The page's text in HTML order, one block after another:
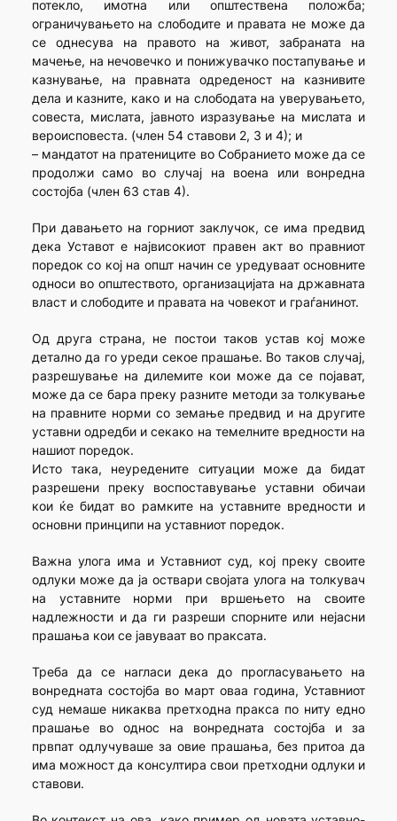
потекло, имотна или општествена положба;
ограничувањето на слободите и правата не може да
се однесува на правото на живот, забраната на
мачење, на нечовечко и понижувачко постапување и
казнување, на правната одреденост на казнивите
дела и казните, како и на слободата на уверувањето,
совеста, мислата, јавното изразување на мислата и
вероисповеста. (член 54 ставови 2, 3 и 4); и
– мандатот на пратениците во Собранието може да се
продолжи само во случај на воена или вонредна
состојба (член 63 став 4).
При давањето на горниот заклучок, се има предвид
дека Уставот е највисокиот правен акт во правниот
поредок со кој на општ начин се уредуваат основните
односи во општеството, организацијата на државната
власт и слободите и правата на човекот и граѓанинот.
Од друга страна, не постои таков устав кој може
детално да го уреди секое прашање. Во таков случај,
разрешување на дилемите кои може да се појават,
може да се бара преку разните методи за толкување
на правните норми со земање предвид и на другите
уставни одредби и секако на темелните вредности на
нашиот поредок.
Исто така, неуредените ситуации може да бидат
разрешени преку воспоставување уставни обичаи
кои ќе бидат во рамките на уставните вредности и
основни принципи на уставниот поредок.
Важна улога има и Уставниот суд, кој преку своите
одлуки може да ја оствари својата улога на толкувач
на уставните норми при вршењето на своите
надлежности и да ги разреши спорните или нејасни
прашања кои се јавуваат во праксата.
Треба да се нагласи дека до прогласувањето на
вонредната состојба во март оваа година, Уставниот
суд немаше никаква претходна пракса по ниту едно
прашање во однос на вонредната состојба и за
првпат одлучуваше за овие прашања, без притоа да
има можност да консултира свои претходни одлуки и
ставови.